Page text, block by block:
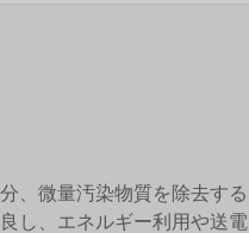
、微量汚染物質を除去する
し、エネルギー利用や送電